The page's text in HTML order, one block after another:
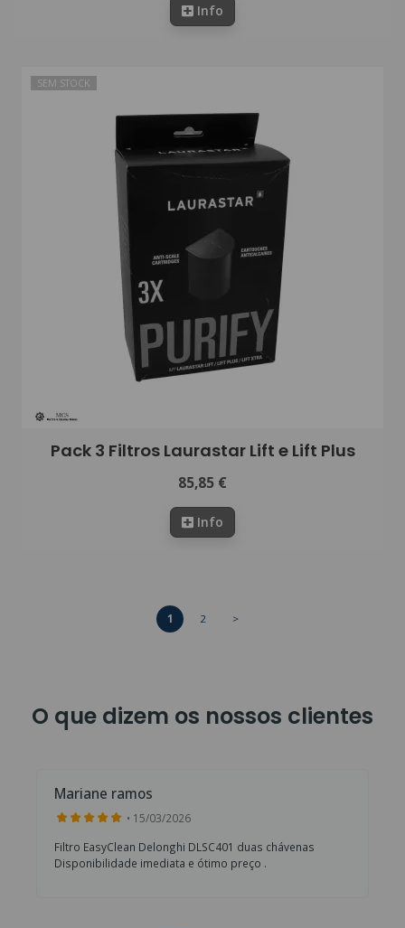
Info
SEM STOCK
Pack 3 Filtros Laurastar Lift e Lift Plus
85,85 €
Info
1 2 >
O que dizem os nossos clientes
Mariane ramos
• 15/03/2026
Filtro EasyClean Delonghi DLSC401 duas chávenas
Disponibilidade imediata e ótimo preço .